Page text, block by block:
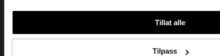
Tillat alle
Tilpass
Om oss